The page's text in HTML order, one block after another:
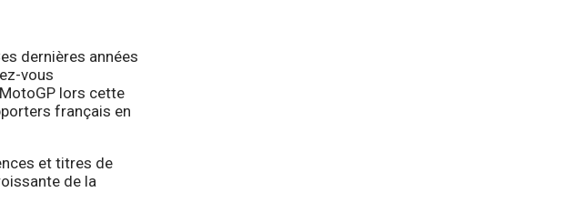
dernières années
vous
lors cette
français en
et titres de
de la